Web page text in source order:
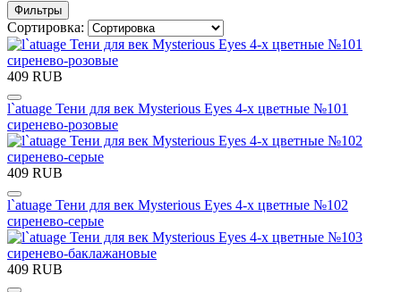
Фильтры
Сортировка:
409 RUB
l`atuage Тени для век Mysterious Eyes 4-х цветные №101
сиренево-розовые
409 RUB
l`atuage Тени для век Mysterious Eyes 4-х цветные №102
сиренево-серые
409 RUB